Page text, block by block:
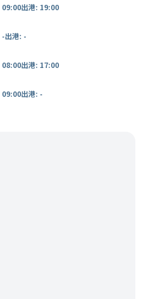
09:00出港: 19:00
-出港: -
08:00出港: 17:00
09:00出港: -